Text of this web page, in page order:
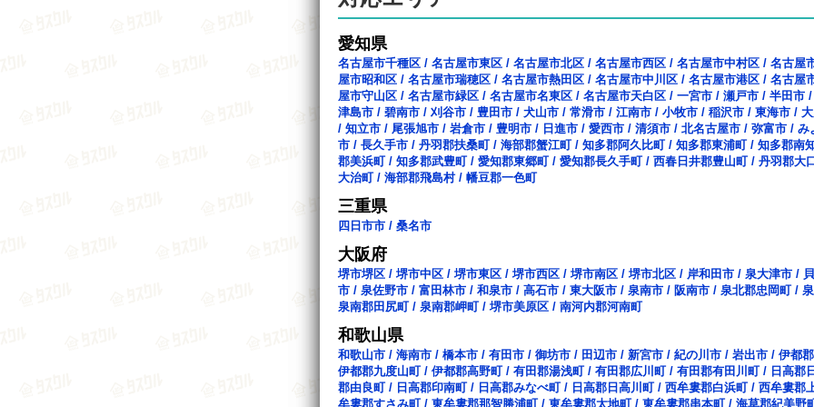
愛知県
名古屋市千種区 / 名古屋市東区 / 名古屋市北区 / 名古屋市西区 / 名古屋市中村区 / 名古屋
屋市昭和区 / 名古屋市瑞穂区 / 名古屋市熱田区 / 名古屋市中川区 / 名古屋市港区 / 名古屋
屋市守山区 / 名古屋市緑区 / 名古屋市名東区 / 名古屋市天白区 / 一宮市 / 瀬戸市 / 半田市
津島市 / 碧南市 / 刈谷市 / 豊田市 / 犬山市 / 常滑市 / 江南市 / 小牧市 / 稲沢市 / 東海市 /
/ 知立市 / 尾張旭市 / 岩倉市 / 豊明市 / 日進市 / 愛西市 / 清須市 / 北名古屋市 / 弥富市 / み
市 / 長久手市 / 丹羽郡扶桑町/ 海部郡蟹江町/ 知多郡阿久比町/ 知多郡東浦町/ 知多郡南
郡美浜町/ 知多郡武豊町/ 愛知郡東郷町/ 愛知郡長久手町/ 西春日井郡豊山町/ 丹羽郡大
大治町/ 海部郡飛島村/ 幡豆郡一色町
三重県
四日市市 / 桑名市
大阪府
堺市堺区 / 堺市中区 / 堺市東区 / 堺市西区 / 堺市南区 / 堺市北区 / 岸和田市 / 泉大津市 /
市 / 泉佐野市 / 富田林市 / 和泉市 / 高石市 / 東大阪市 / 泉南市 / 阪南市 / 泉北郡忠岡町/
泉南郡田尻町/ 泉南郡岬町/ 堺市美原区 / 南河内郡河南町
和歌山県
和歌山市 / 海南市 / 橋本市 / 有田市 / 御坊市 / 田辺市 / 新宮市 / 紀の川市 / 岩出市 / 伊都
伊都郡九度山町/ 伊都郡高野町/ 有田郡湯浅町/ 有田郡広川町/ 有田郡有田川町/ 日高郡
郡由良町/ 日高郡印南町/ 日高郡みなべ町/ 日高郡日高川町/ 西牟婁郡白浜町/ 西牟婁郡
牟婁郡すさみ町/ 東牟婁郡那智勝浦町/ 東牟婁郡太地町/ 東牟婁郡串本町/ 海草郡紀美野